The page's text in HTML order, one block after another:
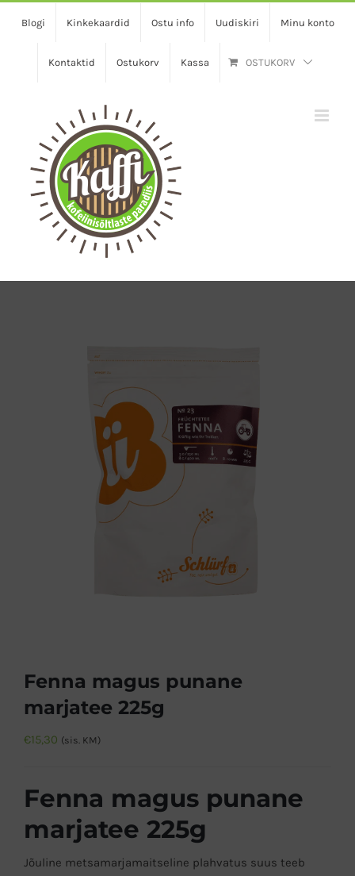
Blogi Kinkekaardid Ostu info Uudiskiri Minu konto
Kontaktid Ostukorv Kassa OSTUKORV
Fenna magus punane
marjatee 225g
€15,30 (sis. KM)
Fenna magus punane
marjatee 225g
Jõuline metsamarjamaitseline plahvatus suus teeb